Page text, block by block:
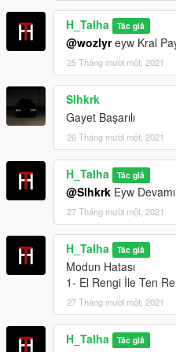
H-Talha
(Don't share my mod on
H_Talha Tác giả
@wozlyreyw Kral
25 Tháng mười một, 2021
Slhkrk
Gayet Başarılı
26 Tháng mười một, 2021
H_Talha Tác giả
@Slhkrk Eyw
27 Tháng mười một, 2021
H_Talha Tác giả
Modun Hatası
1- El Rengi İle Ten
27 Tháng mười một, 2021
H_Talha Tác giả